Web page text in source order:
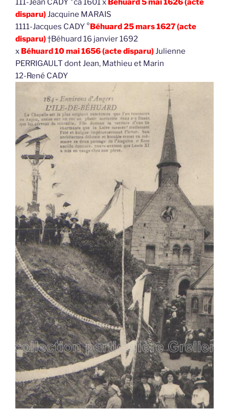
111-Jean CADY °ca 1601 x Béhuard 5 mai 1626 (acte
disparu)Jacquine MARAIS
1111-Jacques CADY °Béhuard 25 mars 1627 (acte
disparu)†Béhuard 16 janvier 1692
x Béhuard 10 mai 1656 (acte disparu)Julienne
PERRIGAULT dont Jean, Mathieu et Marin
12-René CADY